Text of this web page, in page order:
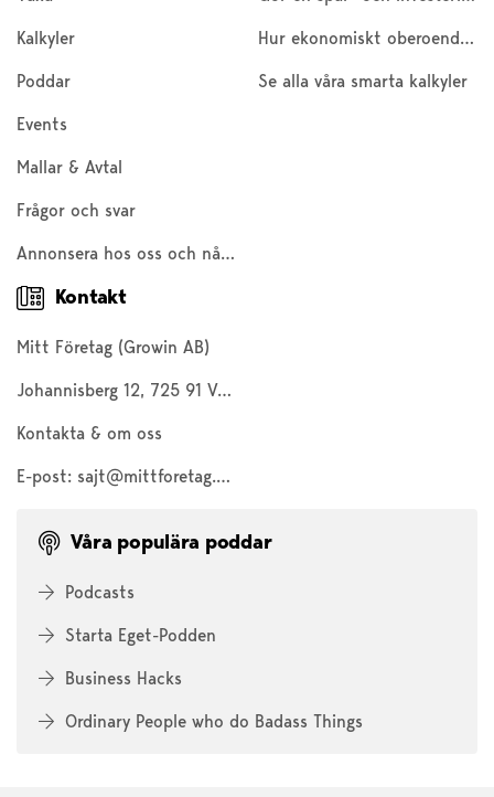
Kalkyler
Poddar
Events
Mallar & Avtal
Frågor och svar
Annonsera hos oss och nå 200 000 företagare och entreprenörer
Hur ekonomiskt oberoende är du?
Se alla våra smarta kalkyler
Kontakt
Mitt Företag (Growin AB)
Johannisberg 12, 725 91 Västerås
Kontakta & om oss
E-post: sajt@mittforetag.com
Våra populära poddar
Podcasts
Starta Eget-Podden
Business Hacks
Ordinary People who do Badass Things